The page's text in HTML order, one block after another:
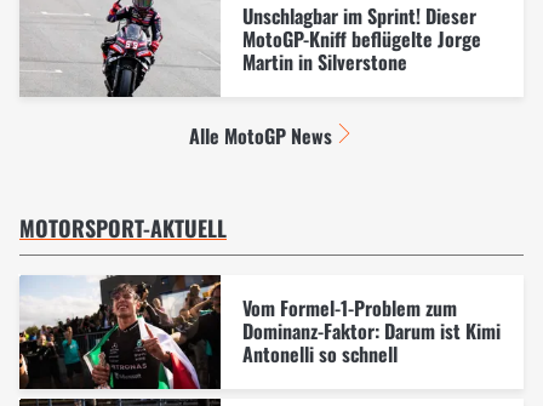
Unschlagbar im Sprint! Dieser
MotoGP-Kniff beflügelte Jorge
Martin in Silverstone
Alle MotoGP News
MOTORSPORT-AKTUELL
Vom Formel-1-Problem zum
Dominanz-Faktor: Darum ist Kimi
Antonelli so schnell